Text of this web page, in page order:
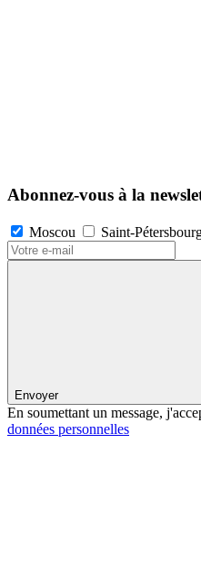
Abonnez-vous à la
Moscou Saint-
Envoyer
En soumettant un message,
données personnelles